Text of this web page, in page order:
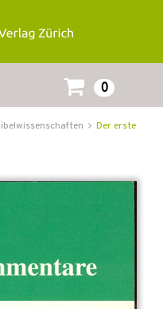
0
Der erste